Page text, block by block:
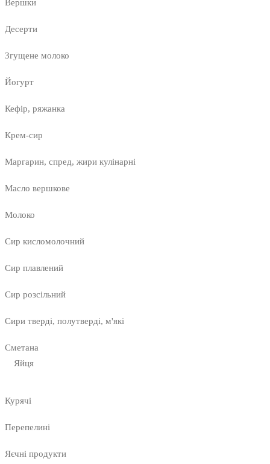
Вершки
Десерти
Згущене молоко
Йогурт
Кефір, ряжанка
Крем-сир
Маргарин, спред, жири кулінарні
Масло вершкове
Молоко
Сир кисломолочний
Сир плавлений
Сир розсільний
Сири тверді, полутверді, м'які
Сметана
Яйця
Курячі
Перепелині
Яєчні продукти